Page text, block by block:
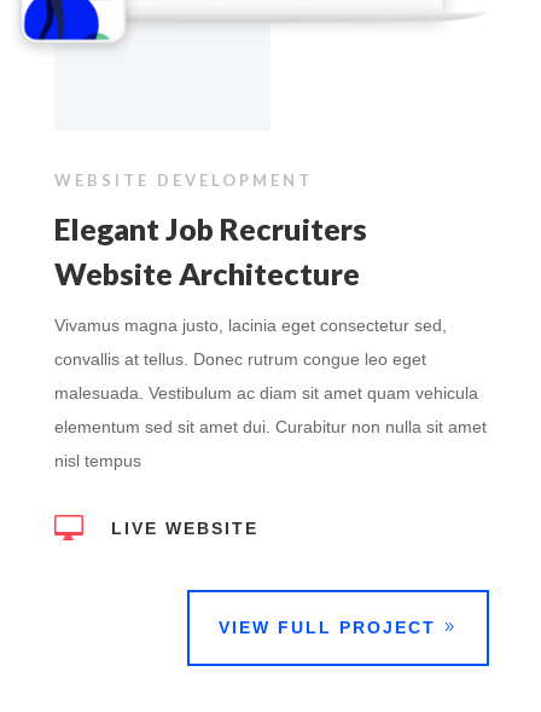
WEBSITE DEVELOPMENT
Elegant Job Recruiters
Website Architecture
Vivamus magna justo, lacinia eget consectetur sed,
convallis at tellus. Donec rutrum congue leo eget
malesuada. Vestibulum ac diam sit amet quam vehicula
elementum sed sit amet dui. Curabitur non nulla sit amet
nisl tempus
 LIVE WEBSITE
VIEW FULL PROJECT